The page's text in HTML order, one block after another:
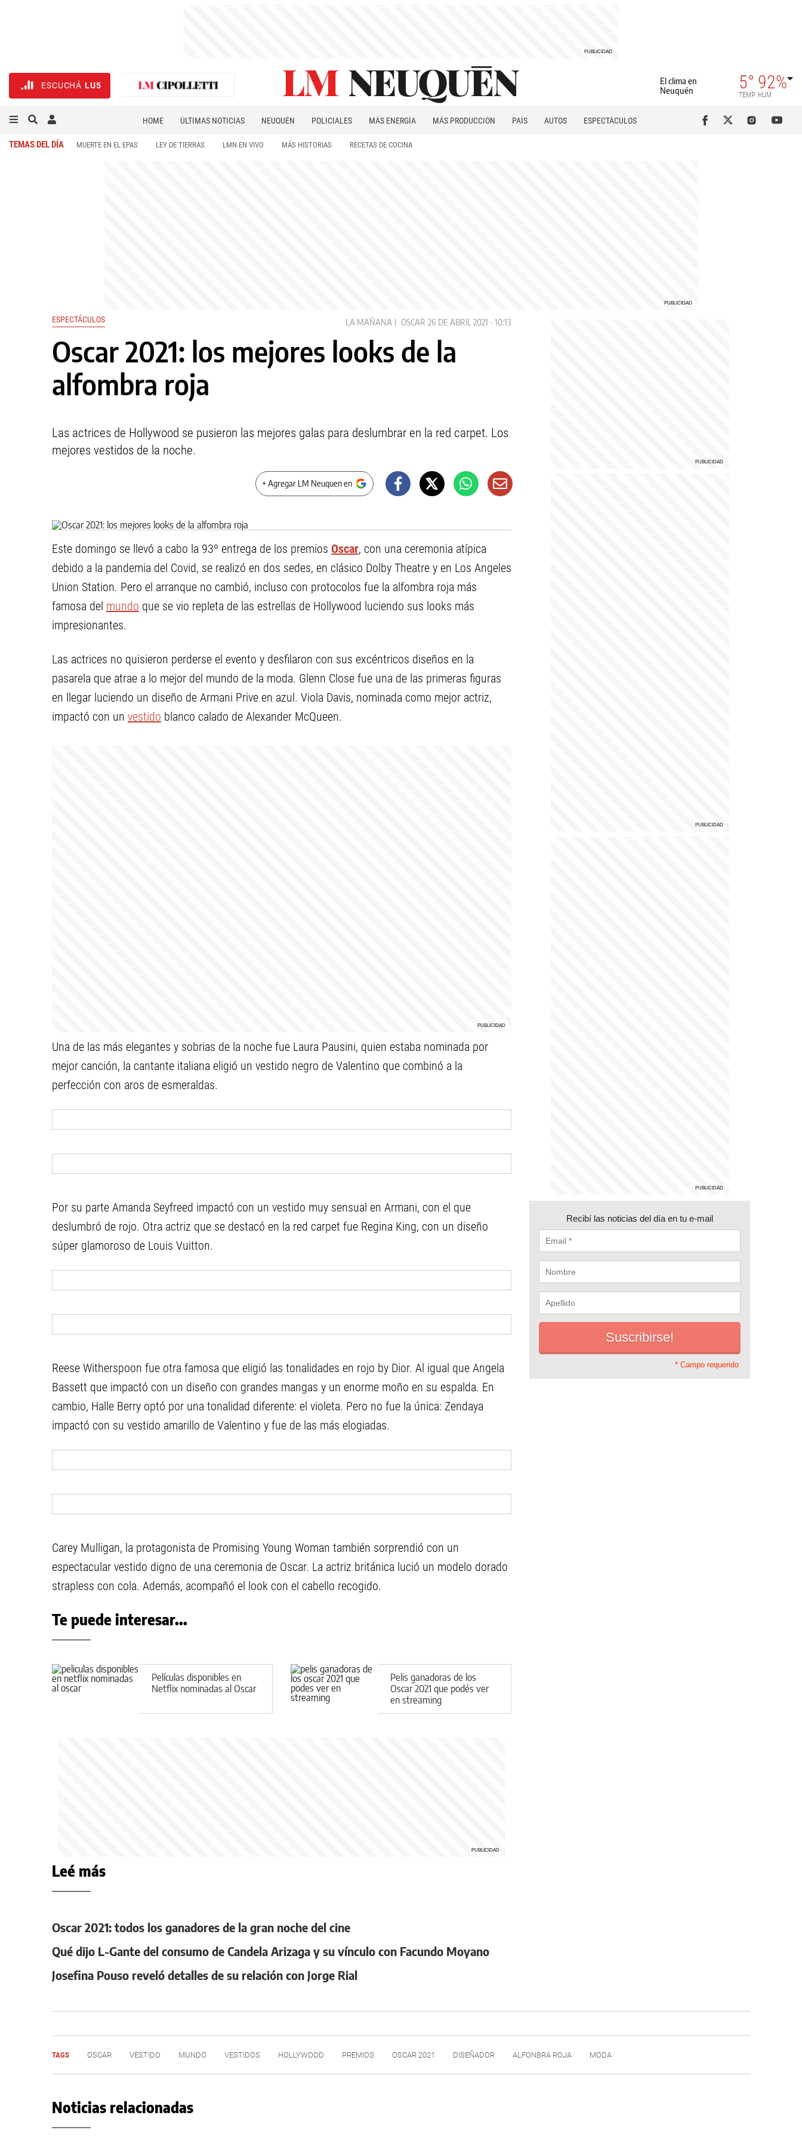
ESCUCHÁ LU5
El clima en
Neuquén
5°
TEMP
92%
HUM
HOME ÚLTIMAS NOTICIAS NEUQUÉN POLICIALES MÁS ENERGÍA MÁS PRODUCCIÓN PAÍS AUTOS
ESPECTÁCULOS
TEMAS DEL DÍA MUERTE EN EL EPAS LEY DE TIERRAS LMN EN VIVO MÁS HISTORIAS RECETAS DE COCINA
ESPECTÁCULOS LA MAÑANA OSCAR 26 DE ABRIL 2021 - 10:13
Oscar 2021: los mejores looks de la
alfombra roja
Las actrices de Hollywood se pusieron las mejores galas para deslumbrar en la red carpet. Los
mejores vestidos de la noche.
+ Agregar LM Neuquen en
Este domingo se llevó a cabo la 93º entrega de los premios Oscar, con una ceremonia atípica
debido a la pandemia del Covid, se realizó en dos sedes, en clásico Dolby Theatre y en Los Angeles
Union Station. Pero el arranque no cambió, incluso con protocolos fue la alfombra roja más
famosa del mundo que se vio repleta de las estrellas de Hollywood luciendo sus looks más
impresionantes.
Las actrices no quisieron perderse el evento y desfilaron con sus excéntricos diseños en la
pasarela que atrae a lo mejor del mundo de la moda. Glenn Close fue una de las primeras figuras
en llegar luciendo un diseño de Armani Prive en azul. Viola Davis, nominada como mejor actriz,
impactó con un vestido blanco calado de Alexander McQueen.
Una de las más elegantes y sobrias de la noche fue Laura Pausini, quien estaba nominada por
mejor canción, la cantante italiana eligió un vestido negro de Valentino que combinó a la
perfección con aros de esmeraldas.
Por su parte Amanda Seyfreed impactó con un vestido muy sensual en Armani, con el que
deslumbró de rojo. Otra actriz que se destacó en la red carpet fue Regina King, con un diseño
súper glamoroso de Louis Vuitton.
Reese Witherspoon fue otra famosa que eligió las tonalidades en rojo by Dior. Al igual que Angela
Bassett que impactó con un diseño con grandes mangas y un enorme moño en su espalda. En
cambio, Halle Berry optó por una tonalidad diferente: el violeta. Pero no fue la única: Zendaya
impactó con su vestido amarillo de Valentino y fue de las más elogiadas.
Carey Mulligan, la protagonista de Promising Young Woman también sorprendió con un
espectacular vestido digno de una ceremonia de Oscar. La actriz británica lució un modelo dorado
strapless con cola. Además, acompañó el look con el cabello recogido.
Te puede interesar...
Películas disponibles en
Netflix nominadas al Oscar
Pelis ganadoras de los
Oscar 2021 que podés ver
en streaming
Recibí las noticias del día en tu e-mail
* Campo requerido
Leé más
Oscar 2021: todos los ganadores de la gran noche del cine
Qué dijo L-Gante del consumo de Candela Arizaga y su vínculo con Facundo Moyano
Josefina Pouso reveló detalles de su relación con Jorge Rial
TAGS OSCAR VESTIDO MUNDO VESTIDOS HOLLYWOOD PREMIOS OSCAR 2021 DISEÑADOR ALFONBRA ROJA MODA
Noticias relacionadas